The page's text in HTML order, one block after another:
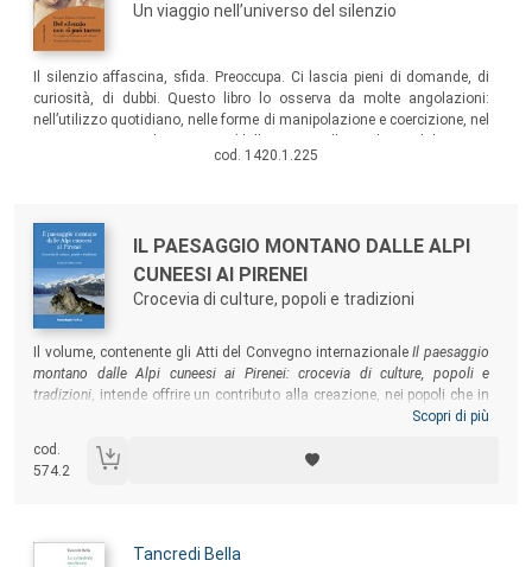
Un viaggio nell’universo del silenzio
Sommario:
Il silenzio affascina, sfida. Preoccupa. Ci lascia pieni di domande, di
curiosità, di dubbi. Questo libro lo osserva da molte angolazioni:
nell’utilizzo quotidiano, nelle forme di manipolazione e coercizione, nel
alla musica), nella sua immanenza nella spiritualità e nella
cod. 1420.1.225
Autori:
Titolo:
IL PAESAGGIO MONTANO DALLE ALPI
CUNEESI AI PIRENEI
Crocevia di culture, popoli e tradizioni
Sommario:
Il volume, contenente gli Atti del Convegno internazionaleIl paesaggio
montano dalle Alpi cuneesi ai Pirenei: crocevia di culture, popoli e
tradizioni , intende offrire un contributo alla creazione, nei popoli che in
quel territorio risiedono, di una nuova coscienza territoriale, non più
transfrontaliera, e alla formazione di una nuova consapevolezza del
paesaggio montano, inteso come
Scopri di più
cod.
574.2
Autori:
Tancredi Bella